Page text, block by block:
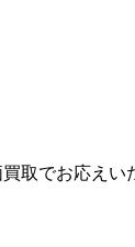
取でお応えい